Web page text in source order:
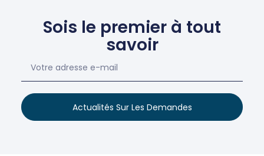
Sois le premier à tout
savoir
Actualités Sur Les Demandes